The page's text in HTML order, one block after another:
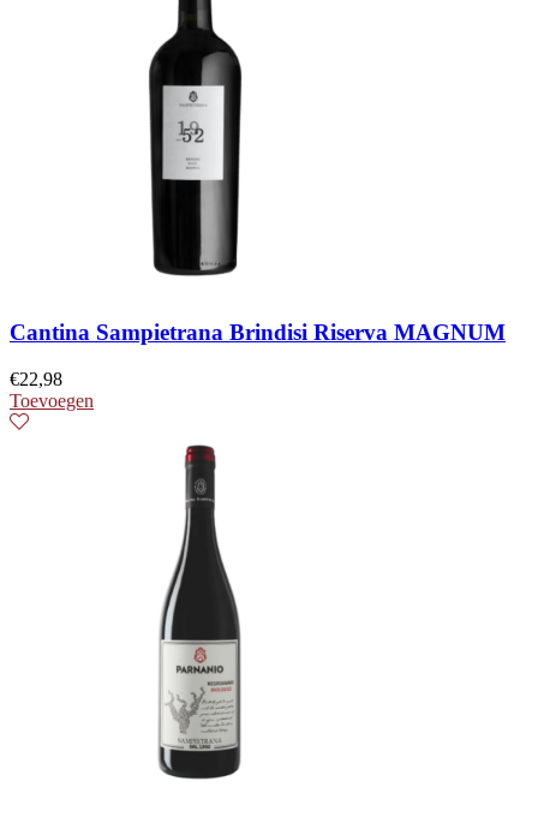
Cantina Sampietrana Brindisi Riserva MAGNUM
€22,98
Toevoegen